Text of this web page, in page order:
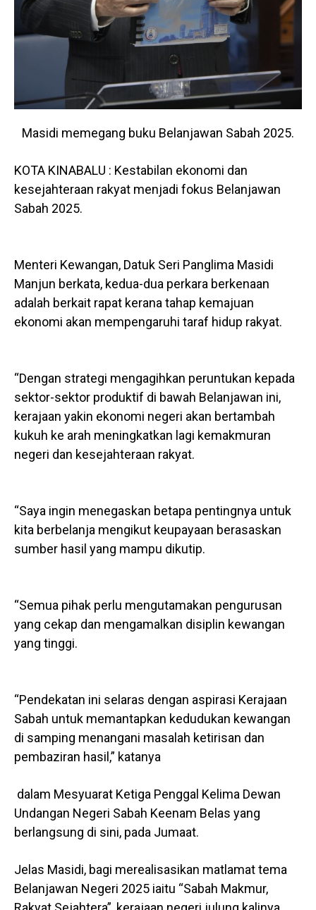
Masidi memegang buku Belanjawan Sabah 2025.
KOTA KINABALU : Kestabilan ekonomi dan
kesejahteraan rakyat menjadi fokus Belanjawan
Sabah 2025.
Menteri Kewangan, Datuk Seri Panglima Masidi
Manjun berkata, kedua-dua perkara berkenaan
adalah berkait rapat kerana tahap kemajuan
ekonomi akan mempengaruhi taraf hidup rakyat.
“Dengan strategi mengagihkan peruntukan kepada
sektor-sektor produktif di bawah Belanjawan ini,
kerajaan yakin ekonomi negeri akan bertambah
kukuh ke arah meningkatkan lagi kemakmuran
negeri dan kesejahteraan rakyat.
“Saya ingin menegaskan betapa pentingnya untuk
kita berbelanja mengikut keupayaan berasaskan
sumber hasil yang mampu dikutip.
“Semua pihak perlu mengutamakan pengurusan
yang cekap dan mengamalkan disiplin kewangan
yang tinggi.
“Pendekatan ini selaras dengan aspirasi Kerajaan
Sabah untuk memantapkan kedudukan kewangan
di samping menangani masalah ketirisan dan
pembaziran hasil,” katanya
dalam Mesyuarat Ketiga Penggal Kelima Dewan
Undangan Negeri Sabah Keenam Belas yang
berlangsung di sini, pada Jumaat.
Jelas Masidi, bagi merealisasikan matlamat tema
Belanjawan Negeri 2025 iaitu “Sabah Makmur,